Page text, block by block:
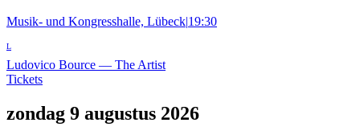
Musik- und Kongresshalle, Lübeck|19:30
L
Ludovico Bource — The Artist
Tickets
zondag 9 augustus 2026